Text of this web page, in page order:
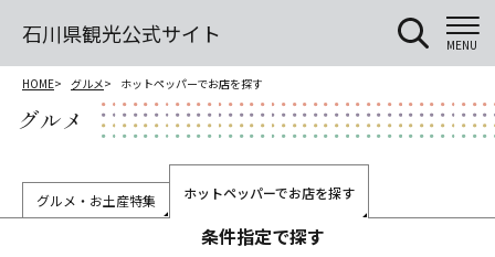
石川県観光公式サイト MENU
HOME グルメ ホットペッパーでお店を探す
グルメ
グルメ・お土産特集 ホットペッパーでお店を探す
条件指定で探す